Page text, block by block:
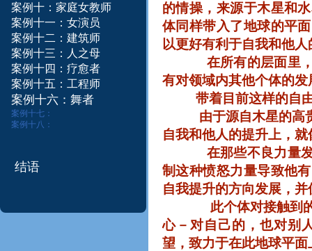
的情操，来源于木星和
体同样带入了地球的平
以更好有利于自我和他
在所有的层面里
有对领域内其他个体的
带着目前这样的自
由于源自木星的高
自我和他人的提升上，
在那些不良力量
制这种愤怒力量导致他
自我提升的方向发展，
此个体对接触到
心－对自己的，也对别
望，致力于在此地球平
案例十：家庭女教师
案例十一：女演员
案例十二：建筑师​
案例十三： 人之母
案例十四：疗愈者
案例十五： 工程师
案例 十六 ： 舞者
案例十七：
案例十八：
结语